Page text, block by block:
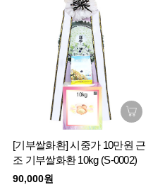
[기부쌀화환] 시중가 10만원 근
조 기부쌀화환 10kg (S-0002)
90,000원